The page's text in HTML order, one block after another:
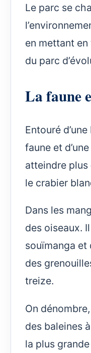
Le parc se
en mettant
du parc
La faune
Entouré
faune et
atteindre plus
le crabier
Dans les
des oiseaux.
souïmanga et
des
treize.
On
des baleines
la plus